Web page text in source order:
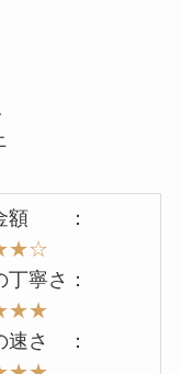
額 ：
丁寧さ：
速さ ：